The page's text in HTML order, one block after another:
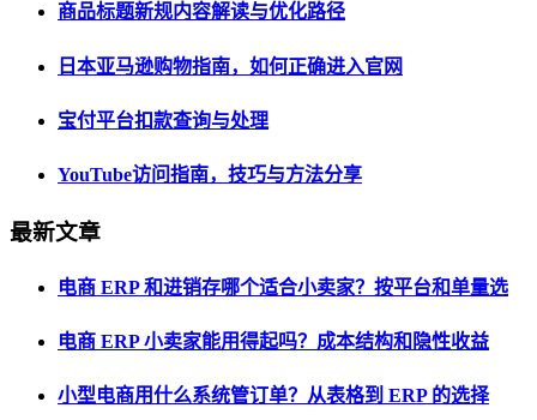
商品标题新规内容解读与优化路径
日本亚马逊购物指南，如何正确进入官网
宝付平台扣款查询与处理
YouTube访问指南，技巧与方法分享
最新文章
电商 ERP 和进销存哪个适合小卖家？按平台和单量选
电商 ERP 小卖家能用得起吗？成本结构和隐性收益
小型电商用什么系统管订单？从表格到 ERP 的选择